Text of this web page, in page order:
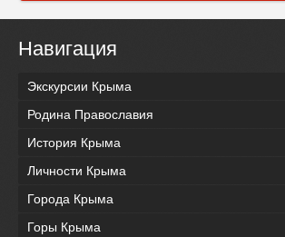
Навигация
Экскурсии Крыма
Родина Православия
История Крыма
Личности Крыма
Города Крыма
Горы Крыма